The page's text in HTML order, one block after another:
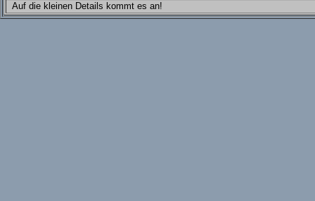
Auf die kleinen Details kommt es an!